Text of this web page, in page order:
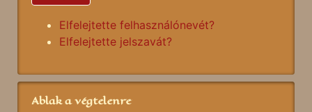
Elfelejtette felhasználónevét?
Elfelejtette jelszavát?
Ablak a végtelenre